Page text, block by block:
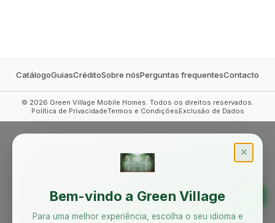
CatálogoGuiasCréditoSobre nósPerguntas frequentesContacto
© 2026 Green Village Mobile Homes. Todos os direitos reservados.
Política de PrivacidadeTermos e CondiçõesExclusão de Dados
✕
Bem-vindo a Green Village
Para uma melhor experiência, escolha o seu idioma e